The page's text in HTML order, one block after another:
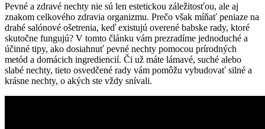
Pevné a zdravé nechty nie sú len estetickou záležitosťou, ale aj
znakom celkového zdravia organizmu. Prečo však míňať peniaze na
drahé salónové ošetrenia, keď existujú overené babske rady, ktoré
skutočne fungujú? V tomto článku vám prezradíme jednoduché a
účinné tipy, ako dosiahnuť pevné nechty pomocou prírodných
metód a domácich ingrediencií. Či už máte lámavé, suché alebo
slabé nechty, tieto osvedčené rady vám pomôžu vybudovať silné a
krásne nechty, o akých ste vždy snívali.